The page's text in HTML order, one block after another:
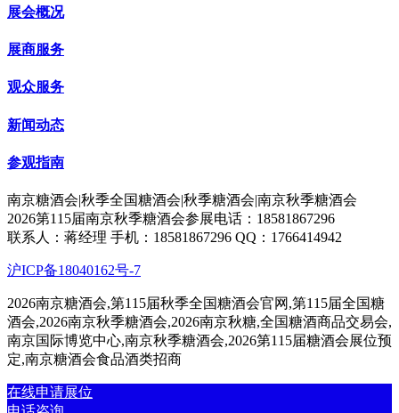
展会概况
展商服务
观众服务
新闻动态
参观指南
南京糖酒会|秋季全国糖酒会|秋季糖酒会|南京秋季糖酒会
2026第115届南京秋季糖酒会参展电话：18581867296
联系人：蒋经理 手机：18581867296 QQ：1766414942
沪ICP备18040162号-7
2026南京糖酒会,第115届秋季全国糖酒会官网,第115届全国糖
酒会,2026南京秋季糖酒会,2026南京秋糖,全国糖酒商品交易会,
南京国际博览中心,南京秋季糖酒会,2026第115届糖酒会展位预
定,南京糖酒会食品酒类招商
在线申请展位